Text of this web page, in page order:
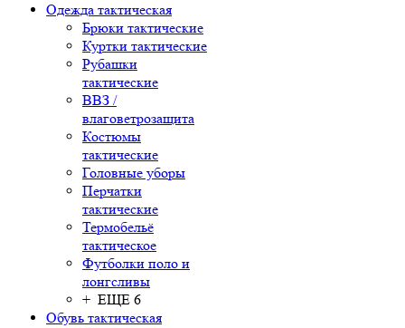
Одежда тактическая
Брюки тактические
Куртки тактические
Рубашки
тактические
ВВЗ /
влаговетрозащита
Костюмы
тактические
Головные уборы
Перчатки
тактические
Термобельё
тактическое
Футболки поло и
лонгсливы
+ ЕЩЕ 6
Обувь тактическая